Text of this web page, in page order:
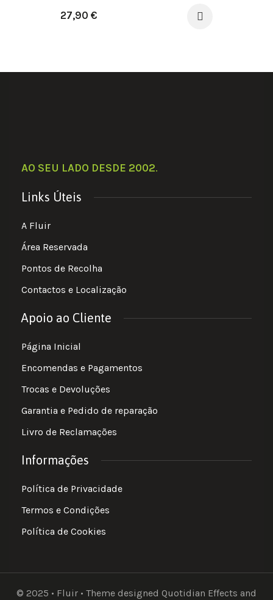
27,90 €
AO SEU LADO DESDE 2002.
Links Úteis
A Fluir
Área Reservada
Pontos de Recolha
Contactos e Localização
Apoio ao Cliente
Página Inicial
Encomendas e Pagamentos
Trocas e Devoluções
Garantia e Pedido de reparação
Livro de Reclamações
Informações
Política de Privacidade
Termos e Condições
Política de Cookies
© 2025 • Fluir • Theme designed Quotidian Effects and